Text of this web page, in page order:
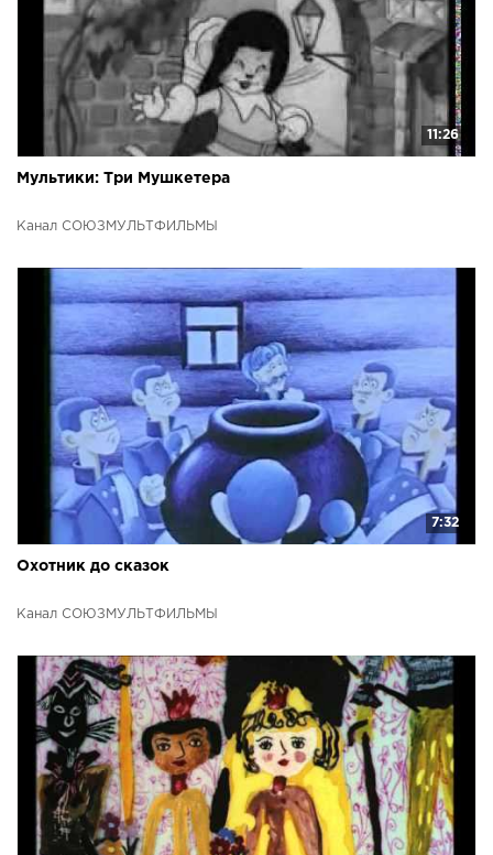
11:26
Мультики: Три Мушкетера
Канал СОЮЗМУЛЬТФИЛЬМЫ
7:32
Охотник до сказок
Канал СОЮЗМУЛЬТФИЛЬМЫ